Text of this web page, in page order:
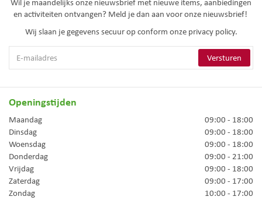
en activiteiten ontvangen? Meld je dan aan voor onze nieuwsbrief!
Wij slaan je gegevens secuur op conform onze privacy policy.
Openingstijden
Maandag
09:00 - 18:00
Dinsdag
09:00 - 18:00
Woensdag
09:00 - 18:00
Donderdag
09:00 - 21:00
Vrijdag
09:00 - 18:00
Zaterdag
09:00 - 17:00
Zondag
10:00 - 17:00